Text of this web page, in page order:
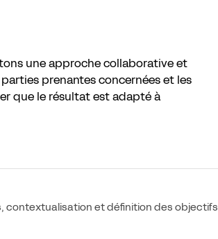
une approche collaborative et
prenantes concernées et les
que le résultat est adapté à
contextualisation et définition des objectifs